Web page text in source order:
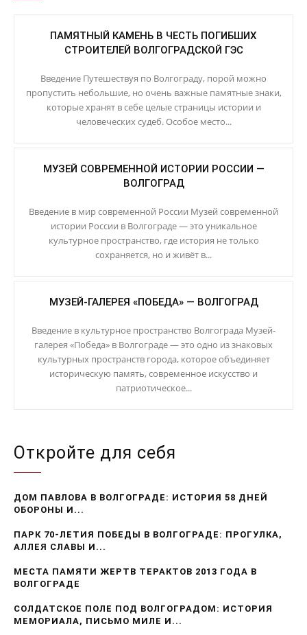
ПАМЯТНЫЙ КАМЕНЬ В ЧЕСТЬ ПОГИБШИХ
СТРОИТЕЛЕЙ ВОЛГОГРАДСКОЙ ГЭС
Введение Путешествуя по Волгограду, порой можно
пропустить небольшие, но очень важные памятные знаки,
которые хранят в себе целые страницы истории и
человеческих судеб. Особое место...
МУЗЕЙ СОВРЕМЕННОЙ ИСТОРИИ РОССИИ —
ВОЛГОГРАД
Введение в мир современной России Музей современной
истории России в Волгограде — это уникальное
культурное пространство, где история не только
сохраняется, но и живёт в...
МУЗЕЙ-ГАЛЕРЕЯ «ПОБЕДА» — ВОЛГОГРАД
Введение в культурное пространство Волгограда Музей-
галерея «Победа» в Волгограде — это одно из знаковых
культурных пространств города, которое объединяет
историческую память, современное искусство и
патриотическое...
Откройте для себя
ДОМ ПАВЛОВА В ВОЛГОГРАДЕ: ИСТОРИЯ 58 ДНЕЙ
ОБОРОНЫ И...
ПАРК 70-ЛЕТИЯ ПОБЕДЫ В ВОЛГОГРАДЕ: ПРОГУЛКА,
АЛЛЕЯ СЛАВЫ И...
МЕСТА ПАМЯТИ ЖЕРТВ ТЕРАКТОВ 2013 ГОДА В
ВОЛГОГРАДЕ
СОЛДАТСКОЕ ПОЛЕ ПОД ВОЛГОГРАДОМ: ИСТОРИЯ
МЕМОРИАЛА, ПИСЬМО МИЛЕ И...